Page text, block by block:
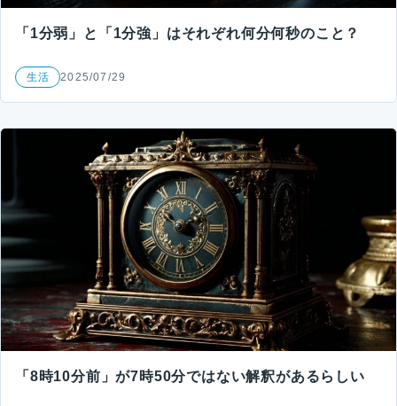
「1分弱」と「1分強」はそれぞれ何分何秒のこと？
生活 2025/07/29
「8時10分前」が7時50分ではない解釈があるらしい